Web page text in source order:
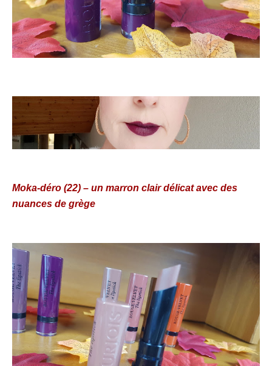
Moka-déro (22) – un marron clair délicat avec des
nuances de grège